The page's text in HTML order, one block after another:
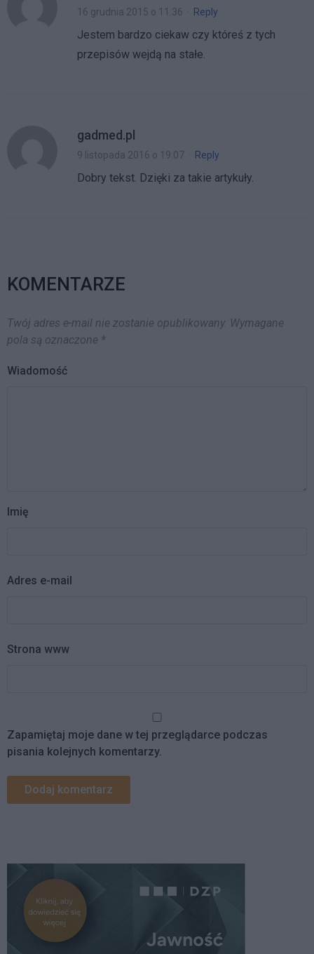
16 grudnia 2015 o 11:36 Reply
Jestem bardzo ciekaw czy któreś z tych
przepisów wejdą na stałe.
gadmed.pl
9 listopada 2016 o 19:07 Reply
Dobry tekst. Dzięki za takie artykuły.
KOMENTARZE
Twój adres e-mail nie zostanie opublikowany. Wymagane
pola są oznaczone *
Wiadomość
Imię
Adres e-mail
Strona www
Zapamiętaj moje dane w tej przeglądarce podczas
pisania kolejnych komentarzy.